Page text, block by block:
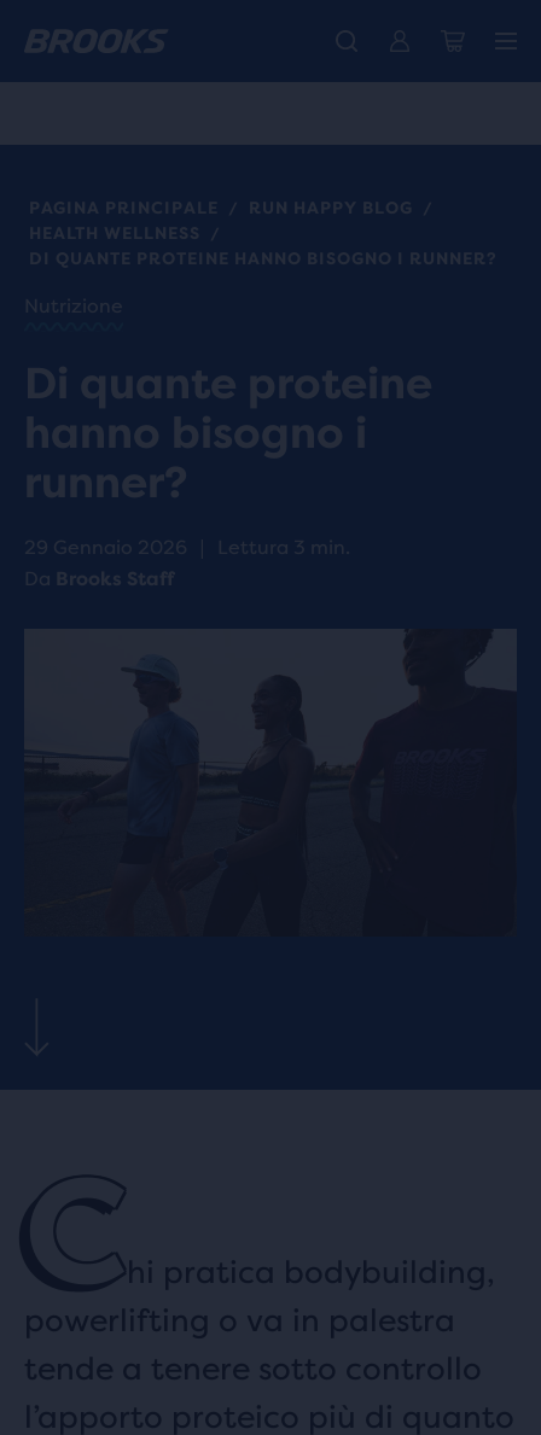
La nuovissima Ghost Amp è arrivata - Acquista Donna Uomo
Ti presentiamo la nuova collezione Cascadia - Acquista ora
Spedizione gratuita per gli ordini superiori a € 100
PAGINA PRINCIPALE / RUN HAPPY BLOG
/
HEALTH WELLNESS
/
DI QUANTE PROTEINE HANNO BISOGNO I RUNNER?
Nutrizione
Di quante proteine
hanno bisogno i
runner?
29 Gennaio 2026 |
Lettura 3 min.
Da Brooks Staff
Chi pratica bodybuilding,
powerlifting o va in palestra
tende a tenere sotto controllo
l’apporto proteico più di quanto